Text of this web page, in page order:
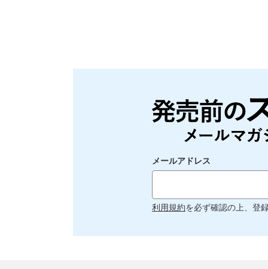
メールアドレス
利用規約を必ず確認の上、登